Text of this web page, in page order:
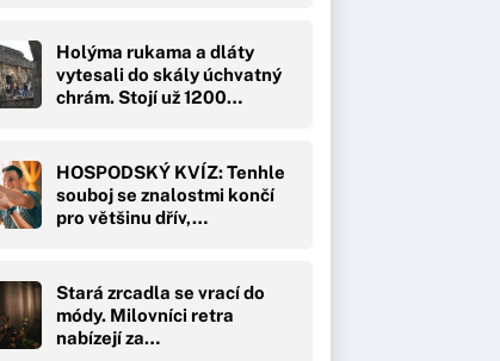
Holýma rukama a dláty
vytesali do skály úchvatný
chrám. Stojí už 1200…
HOSPODSKÝ KVÍZ: Tenhle
souboj se znalostmi končí
pro většinu dřív,…
Stará zrcadla se vrací do
módy. Milovníci retra
nabízejí za…